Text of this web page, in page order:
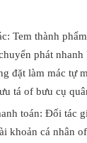
Tem thành
phát
đặt làm mác tự
tá of bưu cụ
toán: Đối tác
khoản cá nhân